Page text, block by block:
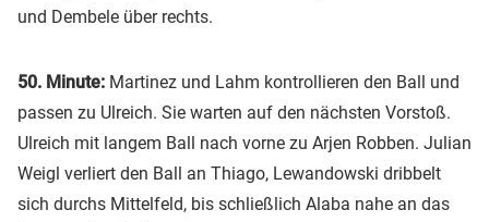
und Dembele über rechts.
50. Minute: Martinez und Lahm kontrollieren den Ball und
passen zu Ulreich. Sie warten auf den nächsten Vorstoß.
Ulreich mit langem Ball nach vorne zu Arjen Robben. Julian
Weigl verliert den Ball an Thiago, Lewandowski dribbelt
sich durchs Mittelfeld, bis schließlich Alaba nahe an das